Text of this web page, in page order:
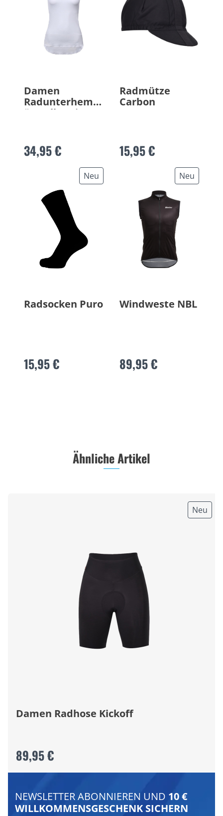
Damen
Radunterhemd
ärmellos Lieve
34,95 €
Radmütze
Carbon
15,95 €
Neu
Radsocken Puro
15,95 €
Neu
Windweste NBL
89,95 €
Ähnliche Artikel
Neu
Damen Radhose Kickoff
89,95 €
NEWSLETTER ABONNIEREN UND 10 €
WILLKOMMENSGESCHENK SICHERN